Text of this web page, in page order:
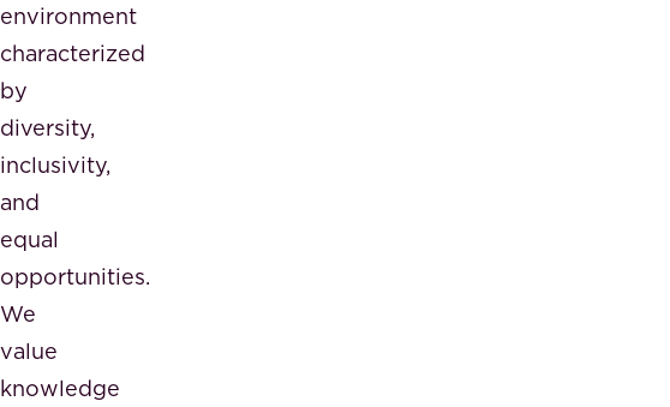
environment
characterized
by
diversity,
inclusivity,
and
equal
opportunities.
We
value
knowledge